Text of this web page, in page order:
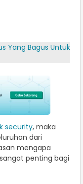
Yang Bagus Untuk
security, maka
dari
mengapa
penting bagi